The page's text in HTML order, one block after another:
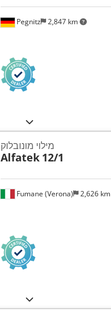
Pegnitz 2,847 km
Fumane (Verona) 2,626 km
מילוי מונובלוק
Alfatek 12/1